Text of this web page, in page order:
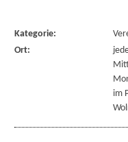
Kategorie:
Ort:
im